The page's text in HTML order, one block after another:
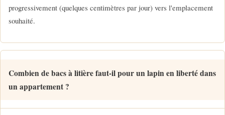
progressivement (quelques centimètres par jour) vers l'emplacement
souhaité.
Combien de bacs à litière faut-il pour un lapin en liberté dans
un appartement ?